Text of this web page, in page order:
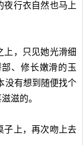
夜行衣自然也马上
，只见她光滑细
、修长嫩滑的玉
没有想到随便找个
滋的。
上，再次吻上去